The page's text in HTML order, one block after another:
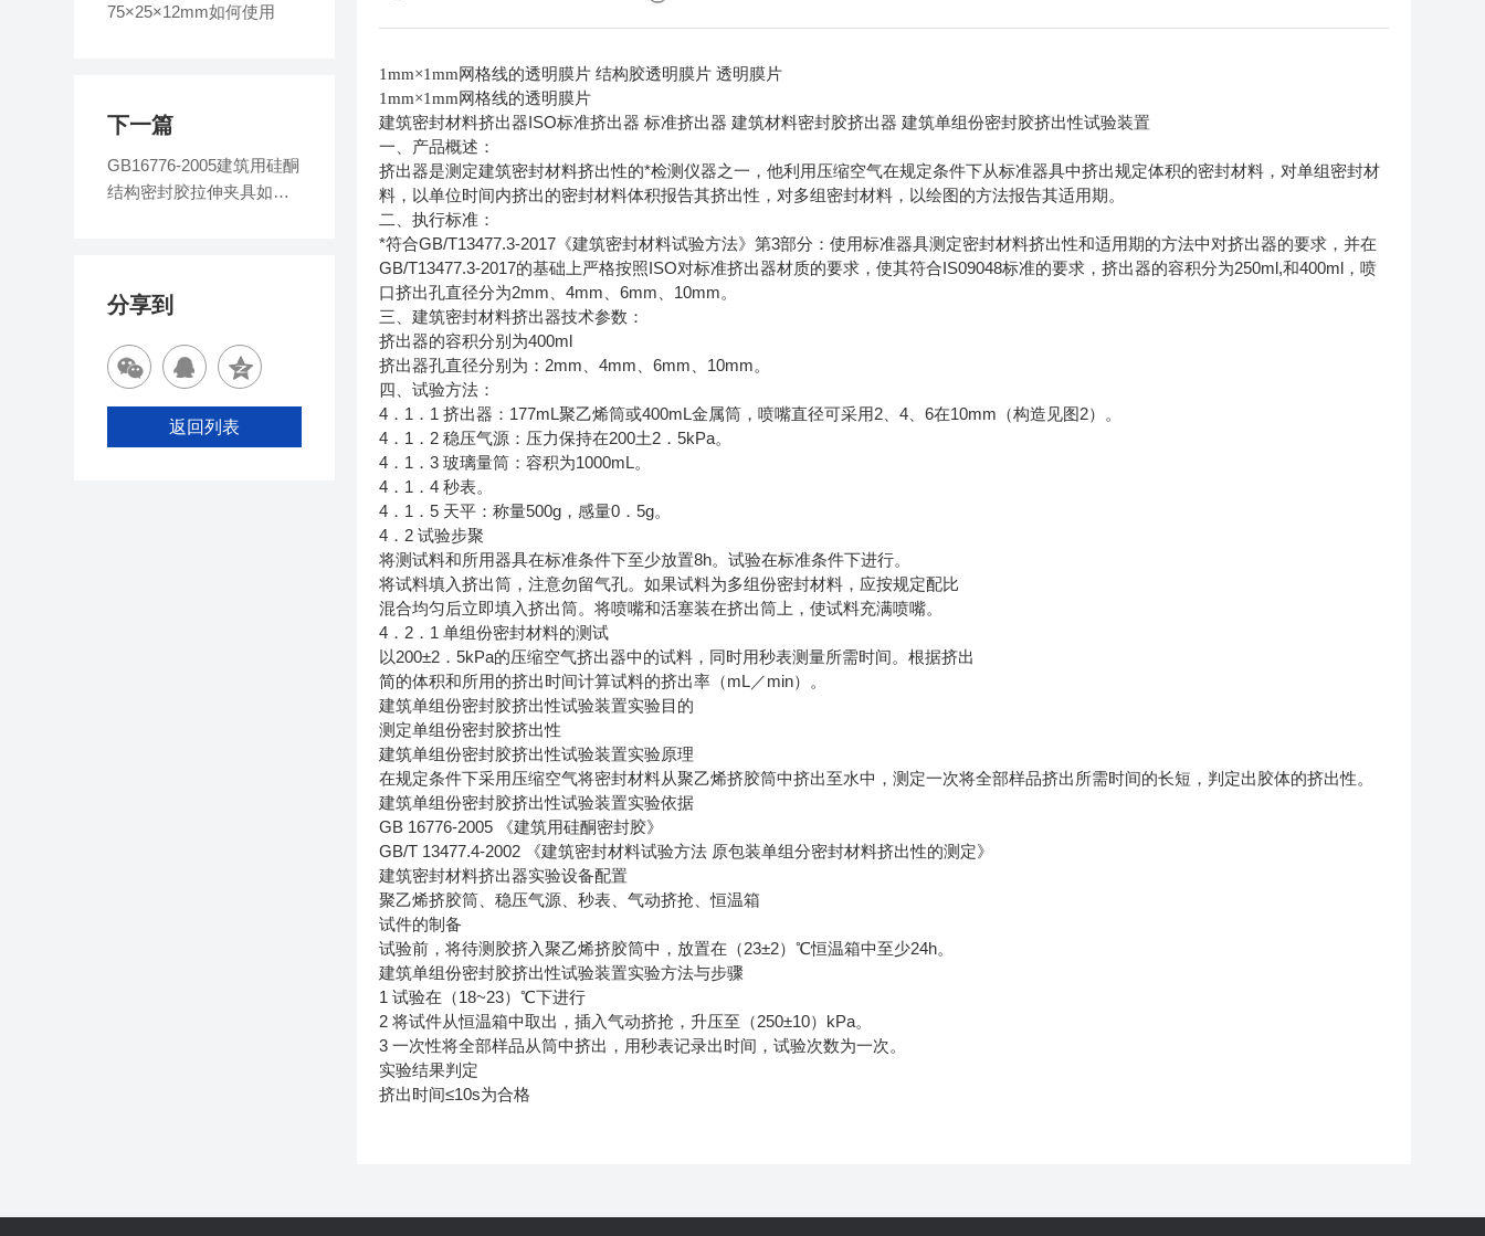
1mm×1mm网格线的透明膜片 结构胶透明膜片 透明膜片
1mm×1mm网格线的透明膜片
建筑密封材料挤出器ISO标准挤出器 标准挤出器 建筑材料密封胶挤出器 建筑单组份密封胶挤出性试验装置
一、产品概述：
挤出器是测定建筑密封材料挤出性的*检测仪器之一，他利用压缩空气在规定条件下从标准器具中挤出规定体积的密封材料，对单组密封材
料，以单位时间内挤出的密封材料体积报告其挤出性，对多组密封材料，以绘图的方法报告其适用期。
二、执行标准：
*符合GB/T13477.3-2017《建筑密封材料试验方法》第3部分：使用标准器具测定密封材料挤出性和适用期的方法中对挤出器的要求，并在
GB/T13477.3-2017的基础上严格按照ISO对标准挤出器材质的要求，使其符合IS09048标准的要求，挤出器的容积分为250ml,和400ml，喷
口挤出孔直径分为2mm、4mm、6mm、10mm。
三、建筑密封材料挤出器技术参数：
挤出器的容积分别为400ml
挤出器孔直径分别为：2mm、4mm、6mm、10mm。
四、试验方法：
4．1．1 挤出器：177mL聚乙烯筒或400mL金属筒，喷嘴直径可采用2、4、6在10mm（构造见图2）。
4．1．2 稳压气源：压力保持在200土2．5kPa。
4．1．3 玻璃量筒：容积为1000mL。
4．1．4 秒表。
4．1．5 天平：称量500g，感量0．5g。
4．2 试验步聚
将测试料和所用器具在标准条件下至少放置8h。试验在标准条件下进行。
将试料填入挤出筒，注意勿留气孔。如果试料为多组份密封材料，应按规定配比
混合均匀后立即填入挤出筒。将喷嘴和活塞装在挤出筒上，使试料充满喷嘴。
4．2．1 单组份密封材料的测试
以200±2．5kPa的压缩空气挤出器中的试料，同时用秒表测量所需时间。根据挤出
简的体积和所用的挤出时间计算试料的挤出率（mL／min）。
建筑单组份密封胶挤出性试验装置实验目的
测定单组份密封胶挤出性
建筑单组份密封胶挤出性试验装置实验原理
在规定条件下采用压缩空气将密封材料从聚乙烯挤胶筒中挤出至水中，测定一次将全部样品挤出所需时间的长短，判定出胶体的挤出性。
建筑单组份密封胶挤出性试验装置实验依据
GB 16776-2005 《建筑用硅酮密封胶》
GB/T 13477.4-2002 《建筑密封材料试验方法 原包装单组分密封材料挤出性的测定》
建筑密封材料挤出器实验设备配置
聚乙烯挤胶筒、稳压气源、秒表、气动挤抢、恒温箱
试件的制备
试验前，将待测胶挤入聚乙烯挤胶筒中，放置在（23±2）℃恒温箱中至少24h。
建筑单组份密封胶挤出性试验装置实验方法与步骤
1 试验在（18~23）℃下进行
2 将试件从恒温箱中取出，插入气动挤抢，升压至（250±10）kPa。
3 一次性将全部样品从筒中挤出，用秒表记录出时间，试验次数为一次。
实验结果判定
挤出时间≤10s为合格
75×25×12mm如何使用
下一篇
GB16776-2005建筑用硅酮
结构密封胶拉伸夹具如何
分享到
返回列表